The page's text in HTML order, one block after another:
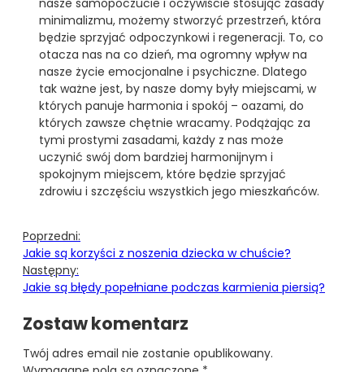
nasze samopoczucie i oczywiście stosując zasady
minimalizmu, możemy stworzyć przestrzeń, która
będzie sprzyjać odpoczynkowi i regeneracji. To, co
otacza nas na co dzień, ma ogromny wpływ na
nasze życie emocjonalne i psychiczne. Dlatego
tak ważne jest, by nasze domy były miejscami, w
których panuje harmonia i spokój – oazami, do
których zawsze chętnie wracamy. Podążając za
tymi prostymi zasadami, każdy z nas może
uczynić swój dom bardziej harmonijnym i
spokojnym miejscem, które będzie sprzyjać
zdrowiu i szczęściu wszystkich jego mieszkańców.
Poprzedni:
Jakie są korzyści z noszenia dziecka w chuście?
Następny:
Jakie są błędy popełniane podczas karmienia piersią?
Zostaw komentarz
Twój adres email nie zostanie opublikowany.